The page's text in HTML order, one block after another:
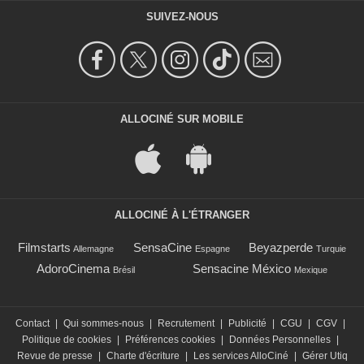
SUIVEZ-NOUS
ALLOCINÉ SUR MOBILE
ALLOCINÉ À L'ÉTRANGER
Filmstarts Allemagne SensaCine Espagne Beyazperde Turquie
AdoroCinema Brésil Sensacine México Mexique
Contact | Qui sommes-nous | Recrutement | Publicité | CGU | CGV |
Politique de cookies | Préférences cookies | Données Personnelles |
Revue de presse
| Charte d'écriture | Les services AlloCiné | Gérer Utiq